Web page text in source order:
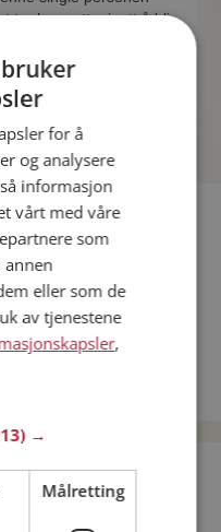
tar bare ett minutt å bli
Tamires.
:Beate
gratis!
for å
og analysere
informasjon
vårt med våre
som
annen
eller som de
av tjenestene
,
→
Målretting